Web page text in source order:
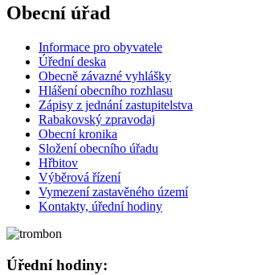
Obecní úřad
Informace pro obyvatele
Úřední deska
Obecně závazné vyhlášky
Hlášení obecního rozhlasu
Zápisy z jednání zastupitelstva
Rabakovský zpravodaj
Obecní kronika
Složení obecního úřadu
Hřbitov
Výběrová řízení
Vymezení zastavěného území
Kontakty, úřední hodiny
Úřední hodiny: